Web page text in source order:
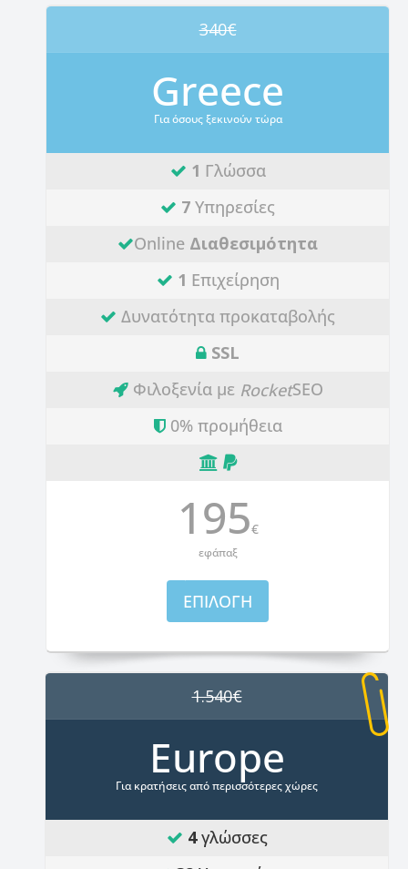
340€
Greece
Για όσους ξεκινούν τώρα
1 Γλώσσα
7 Υπηρεσίες
Online Διαθεσιμότητα
1 Επιχείρηση
Δυνατότητα προκαταβολής
SSL
Φιλοξενία με RocketSEO
0% προμήθεια
195€
εφάπαξ
ΕΠΙΛΟΓΗ
1.540€
Europe
Για κρατήσεις από περισσότερες χώρες
4γλώσσες